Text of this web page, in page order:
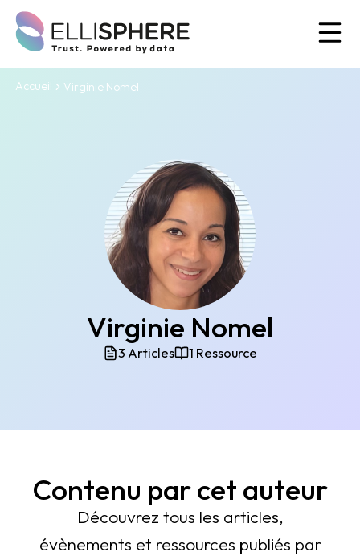
Accueil Virginie Nomel
Virginie Nomel
3 Articles 1 Ressource
Contenu par cet auteur
Découvrez tous les articles,
évènements et ressources publiés par